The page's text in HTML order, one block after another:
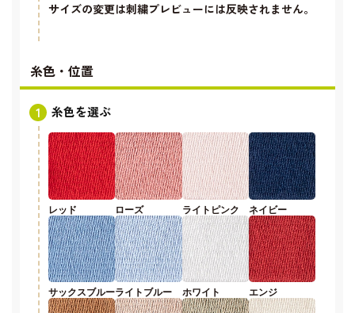
サイズの変更は刺繍プレビューには反映されません。
糸色・位置
糸色を選ぶ
レッド ローズ ライトピンク ネイビー
サックスブルーライトブルー ホワイト エンジ